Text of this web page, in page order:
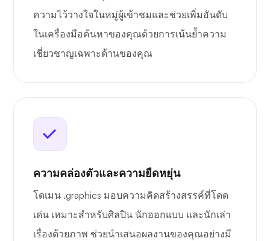
ความไว้วางใจในหมู่ผู้เข้าชมและช่วยเพิ่มอันดับ
ในเครื่องมือค้นหาของคุณด้วยการเน้นย้ำความ
เชี่ยวชาญเฉพาะด้านของคุณ
ความคล่องตัวและความยืดหยุ่น
โดเมน .graphics มอบความคิดสร้างสรรค์ที่โดด
เด่น เหมาะสำหรับศิลปิน นักออกแบบ และนักเล่า
เรื่องด้วยภาพ ช่วยนำเสนอผลงานของคุณอย่างมี